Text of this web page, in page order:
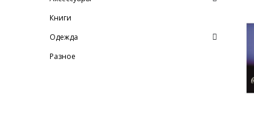
Книги
Одежда
Разное